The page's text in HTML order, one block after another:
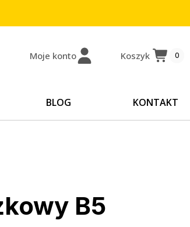
Moje konto Koszyk 0
BLOG KONTAKT
B5